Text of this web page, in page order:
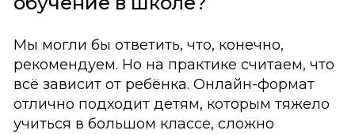
Мы могли бы ответить, что, конечно,
рекомендуем. Но на практике считаем, что
всё зависит от ребёнка. Онлайн-формат
отлично подходит детям, которым тяжело
учиться в большом классе, сложно